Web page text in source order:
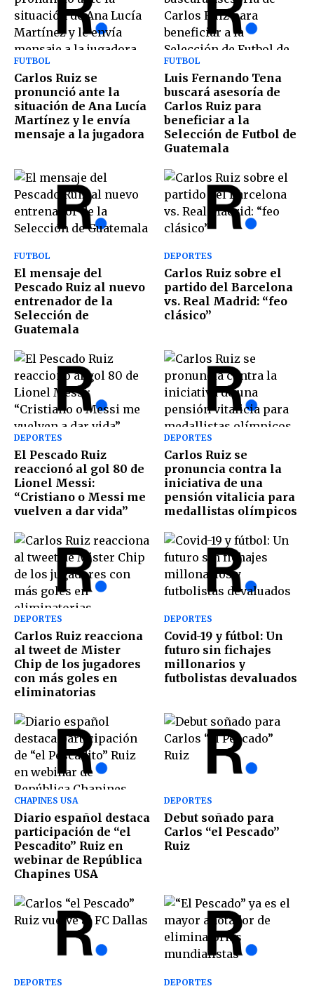
FUTBOL
Carlos Ruiz se
pronunció ante la
situación de Ana Lucía
Martínez y le envía
mensaje a la jugadora
FUTBOL
Luis Fernando Tena
buscará asesoría de
Carlos Ruiz para
beneficiar a la
Selección de Futbol de
Guatemala
FUTBOL
El mensaje del
Pescado Ruiz al nuevo
entrenador de la
Selección de
Guatemala
DEPORTES
Carlos Ruiz sobre el
partido del Barcelona
vs. Real Madrid: “feo
clásico”
DEPORTES
El Pescado Ruiz
reaccionó al gol 80 de
Lionel Messi:
“Cristiano o Messi me
vuelven a dar vida”
DEPORTES
Carlos Ruiz se
pronuncia contra la
iniciativa de una
pensión vitalicia para
medallistas olímpicos
DEPORTES
Carlos Ruiz reacciona
al tweet de Mister
Chip de los jugadores
con más goles en
eliminatorias
DEPORTES
Covid-19 y fútbol: Un
futuro sin fichajes
millonarios y
futbolistas devaluados
CHAPINES USA
Diario español destaca
participación de “el
Pescadito” Ruiz en
webinar de República
Chapines USA
DEPORTES
Debut soñado para
Carlos “el Pescado”
Ruiz
DEPORTES DEPORTES